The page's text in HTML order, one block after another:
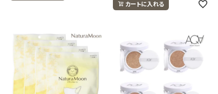
カートに入れる